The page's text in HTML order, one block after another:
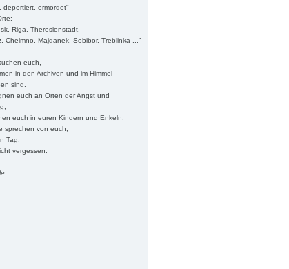
deportiert, ermordet"
Riga, Theresienstadt,
Chelmno, Majdanek, Sobibor, Treblinka ..."
euch,
in den Archiven und im Himmel
sind.
euch an Orten der Angst und
euch in euren Kindern und Enkeln.
sprechen von euch,
vergessen.